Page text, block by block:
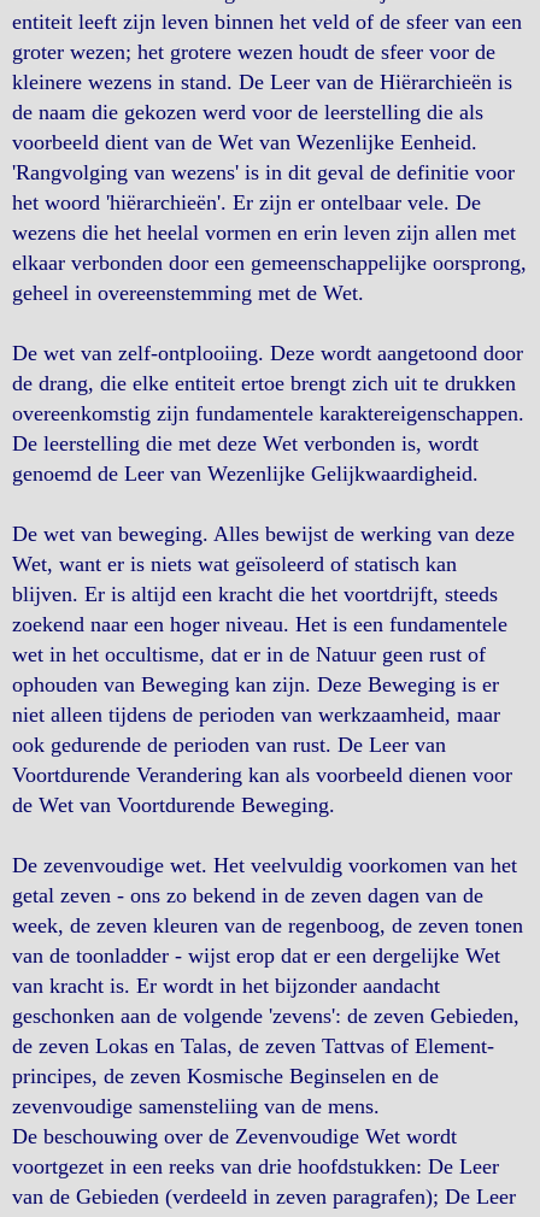
entiteit leeft zijn leven binnen het veld of de sfeer van een
groter wezen; het grotere wezen houdt de sfeer voor de
kleinere wezens in stand. De Leer van de Hiërarchieën is
de naam die gekozen werd voor de leerstelling die als
voorbeeld dient van de Wet van Wezenlijke Eenheid.
'Rangvolging van wezens' is in dit geval de definitie voor
het woord 'hiërarchieën'. Er zijn er ontelbaar vele. De
wezens die het heelal vormen en erin leven zijn allen met
elkaar verbonden door een gemeenschappelijke oorsprong,
geheel in overeenstemming met de Wet.
De wet van zelf-ontplooiing. Deze wordt aangetoond door
de drang, die elke entiteit ertoe brengt zich uit te drukken
overeenkomstig zijn fundamentele karaktereigenschappen.
De leerstelling die met deze Wet verbonden is, wordt
genoemd de Leer van Wezenlijke Gelijkwaardigheid.
De wet van beweging. Alles bewijst de werking van deze
Wet, want er is niets wat geïsoleerd of statisch kan
blijven. Er is altijd een kracht die het voortdrijft, steeds
zoekend naar een hoger niveau. Het is een fundamentele
wet in het occultisme, dat er in de Natuur geen rust of
ophouden van Beweging kan zijn. Deze Beweging is er
niet alleen tijdens de perioden van werkzaamheid, maar
ook gedurende de perioden van rust. De Leer van
Voortdurende Verandering kan als voorbeeld dienen voor
de Wet van Voortdurende Beweging.
De zevenvoudige wet. Het veelvuldig voorkomen van het
getal zeven - ons zo bekend in de zeven dagen van de
week, de zeven kleuren van de regenboog, de zeven tonen
van de toonladder - wijst erop dat er een dergelijke Wet
van kracht is. Er wordt in het bijzonder aandacht
geschonken aan de volgende 'zevens': de zeven Gebieden,
de zeven Lokas en Talas, de zeven Tattvas of Element-
principes, de zeven Kosmische Beginselen en de
zevenvoudige samensteliing van de mens.
De beschouwing over de Zevenvoudige Wet wordt
voortgezet in een reeks van drie hoofdstukken: De Leer
van de Gebieden (verdeeld in zeven paragrafen); De Leer